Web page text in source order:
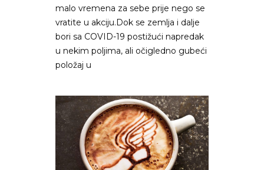
malo vremena za sebe prije nego se
vratite u akciju.Dok se zemlja i dalje
bori sa COVID-19 postižući napredak
u nekim poljima, ali očigledno gubeći
položaj u